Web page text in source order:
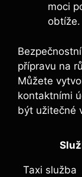
moci
obtíže.
přípravu na
Můžete
kontaktními
být užitečné
Taxi služba